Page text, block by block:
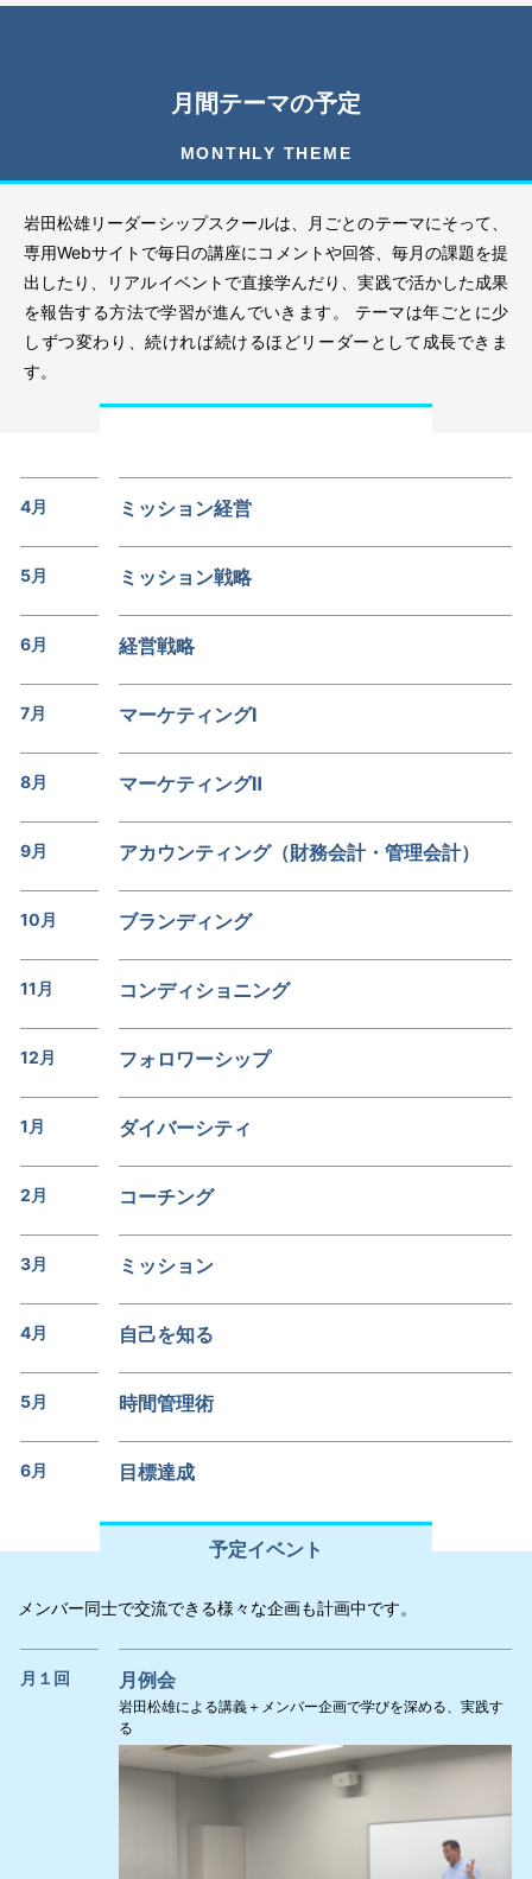
月間テーマの予定
MONTHLY THEME
岩田松雄リーダーシップスクールは、月ごとのテーマにそって、
専用Webサイトで毎日の講座にコメントや回答、毎月の課題を提
出したり、リアルイベントで直接学んだり、実践で活かした成果
を報告する方法で学習が進んでいきます。 テーマは年ごとに少
しずつ変わり、続ければ続けるほどリーダーとして成長できま
す。
4月 ミッション経営
5月 ミッション戦略
6月 経営戦略
7月 マーケティングI
8月 マーケティングⅡ
9月 アカウンティング（財務会計・管理会計）
10月 ブランディング
11月 コンディショニング
12月 フォロワーシップ
1月 ダイバーシティ
2月 コーチング
3月 ミッション
4月 自己を知る
5月 時間管理術
6月 目標達成
予定イベント
メンバー同士で交流できる様々な企画も計画中です。
月１回 月例会
岩田松雄による講義＋メンバー企画で学びを深める、実践す
る